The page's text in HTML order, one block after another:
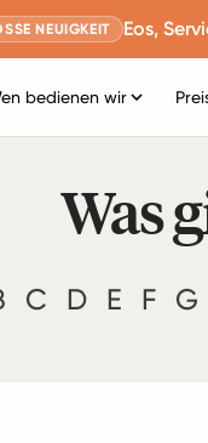
NEUIGKEIT Eos,
bedienen wir
Was
C D E F G